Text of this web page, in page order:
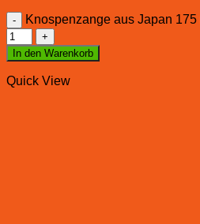
Knospenzange aus Japan
In den Warenkorb
Quick View